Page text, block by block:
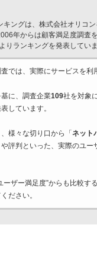
キングは、株式会社オリコ
年からは顧客満足度調査
りランキングを発表していま
では、実際にサービスを利
に、調査企業109社を対象
しています。
様々な切り口から「 ネット
評判といった、実際のユー
ーザー満足度”からも比較す
ださい。